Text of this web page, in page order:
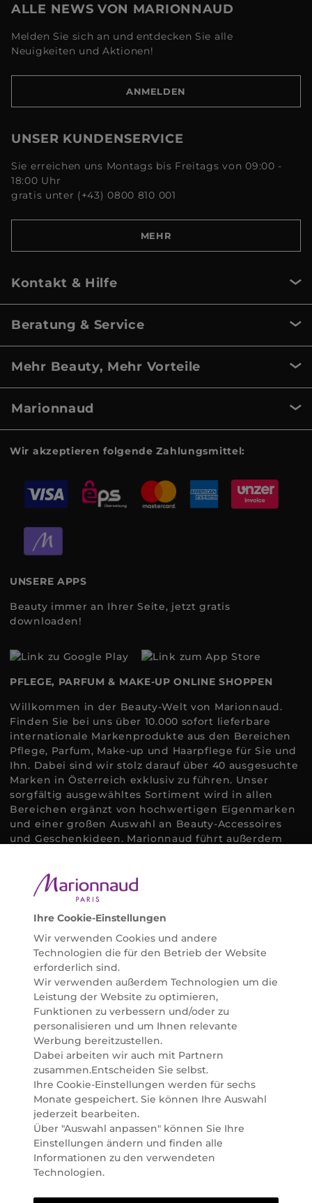
ALLE NEWS VON MARIONNAUD
Melden Sie sich an und entdecken Sie alle
Neuigkeiten und Aktionen!
ANMELDEN
UNSER KUNDENSERVICE
Sie erreichen uns Montags bis Freitags von 09:00 -
18:00 Uhr
gratis unter (+43) 0800 810 001
MEHR
Kontakt & Hilfe
Beratung & Service
Mehr Beauty, Mehr Vorteile
Marionnaud
Wir akzeptieren folgende Zahlungsmittel:
UNSERE APPS
Beauty immer an Ihrer Seite, jetzt gratis
downloaden!
PFLEGE, PARFUM & MAKE-UP ONLINE SHOPPEN
Willkommen in der Beauty-Welt von Marionnaud.
Finden Sie bei uns über 10.000 sofort lieferbare
internationale Markenprodukte aus den Bereichen
Pflege, Parfum, Make-up und Haarpflege für Sie und
Ihn. Dabei sind wir stolz darauf über 40 ausgesuchte
Marken in Österreich exklusiv zu führen. Unser
sorgfältig ausgewähltes Sortiment wird in allen
Bereichen ergänzt von hochwertigen Eigenmarken
und einer großen Auswahl an Beauty-Accessoires
und Geschenkideen. Marionnaud führt außerdem
Bedürfnissen individuell mit der perfekten Lösung
helfen zu können. Entdecken Sie auch unsere
Online Beauty Beratungen und bestellen Sie ganz
einfach alles für Ihre Beauty Routine direkt nach
Hause oder in Ihre Wunsch-Parfümerie liefern.
BERATUNG & EXPERTISE
Marionnaud wurde im Jahr 1984 in Paris gegründet
und ist seit 2001 in Österreich vertreten. Mit rund 80
Parfümerien und unserem Online Shop sind wir
Marktführer im selektiven Beautyhandel in
Österreich. Seit 2023 liefern wir auch nach
Deutschland. Durch abwechselnde Aktionen und
attraktive Angebote zu allen Anlässen finden Sie bei
Marionnaud alles, was Beauty Herzen höherschlagen
lässt. Wir glauben fest daran, dass Freude auf viele
Arten geschaffen werden kann. Vom beruhigenden
und pflegenden Gefühl Ihrer Lieblingsaugencreme
bis zur positiven Verpflichtung zu nachhaltigen
Rohstoffen. Darum suchen wir jeden Tag nach
Wegen, um Ihnen das tägliche Wohlfühlen zu
können online und offline zu beraten und bei Ihren
Ihre Cookie-Einstellungen
Wir verwenden Cookies und andere
Technologien die für den Betrieb der Website
erforderlich sind.
Wir verwenden außerdem Technologien um die
Leistung der Website zu optimieren,
Funktionen zu verbessern und/oder zu
personalisieren und um Ihnen relevante
Werbung bereitzustellen.
Dabei arbeiten wir auch mit Partnern
zusammen.Entscheiden Sie selbst.
Ihre Cookie-Einstellungen werden für sechs
Monate gespeichert. Sie können Ihre Auswahl
jederzeit bearbeiten.
Über "Auswahl anpassen" können Sie Ihre
Einstellungen ändern und finden alle
Informationen zu den verwendeten
Technologien.